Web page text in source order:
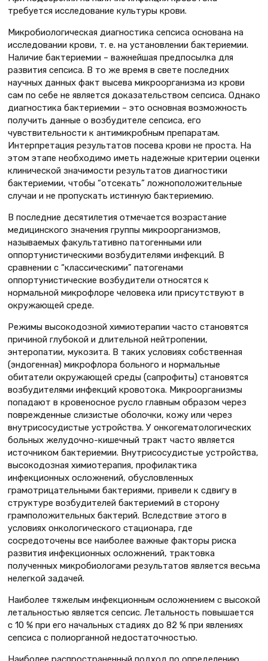
требуется исследование культуры крови.
Микробиологическая диагностика сепсиса основана на
исследовании крови, т. е. на установлении бактериемии.
Наличие бактериемии – важнейшая предпосылка для
развития сепсиса. В то же время в свете последних
научных данных факт высева микроорганизма из крови
сам по себе не является доказательством сепсиса. Однако
диагностика бактериемии – это основная возможность
получить данные о возбудителе сепсиса, его
чувствительности к антимикробным препаратам.
Интерпретация результатов посева крови не проста. На
этом этапе необходимо иметь надежные критерии оценки
клинической значимости результатов диагностики
бактериемии, чтобы “отсекать” ложноположительные
случаи и не пропускать истинную бактериемию.
В последние десятилетия отмечается возрастание
медицинского значения группы микроорганизмов,
называемых факультативно патогенными или
оппортунистическими возбудителями инфекций. В
сравнении с “классическими” патогенами
оппортунистические возбудители относятся к
нормальной микрофлоре человека или присутствуют в
окружающей среде.
Режимы высокодозной химиотерапии часто становятся
причиной глубокой и длительной нейтропении,
энтеропатии, мукозита. В таких условиях собственная
(эндогенная) микрофлора больного и нормальные
обитатели окружающей среды (сапрофиты) становятся
возбудителями инфекций кровотока. Микроорганизмы
попадают в кровеносное русло главным образом через
поврежденные слизистые оболочки, кожу или через
внутрисосудистые устройства. У онкогематологических
больных желудочно-кишечный тракт часто является
источником бактериемии. Внутрисосудистые устройства,
высокодозная химиотерапия, профилактика
инфекционных осложнений, обусловленных
грамотрицательными бактериями, привели к сдвигу в
структуре возбудителей бактериемий в сторону
грамположительных бактерий. Вследствие этого в
условиях онкологического стационара, где
сосредоточены все наиболее важные факторы риска
развития инфекционных осложнений, трактовка
полученных микробиологами результатов является весьма
нелегкой задачей.
Наиболее тяжелым инфекционным осложнением с высокой
летальностью является сепсис. Летальность повышается
с 10 % при его начальных стадиях до 82 % при явлениях
сепсиса с полиорганной недостаточностью.